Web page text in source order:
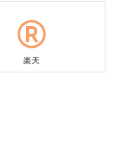
楽天